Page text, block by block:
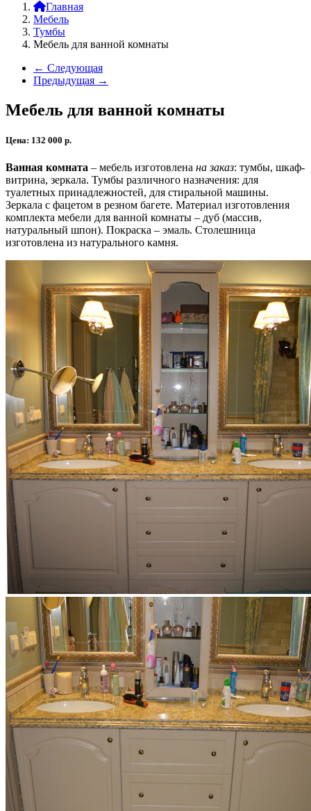
Главная
Мебель
Тумбы
Мебель для ванной комнаты
← Следующая
Предыдущая →
Мебель для ванной комнаты
Цена: 132 000 р.
Ванная комната – мебель изготовлена на заказ: тумбы, шкаф-
витрина, зеркала. Тумбы различного назначения: для
туалетных принадлежностей, для стиральной машины.
Зеркала с фацетом в резном багете. Материал изготовления
комплекта мебели для ванной комнаты – дуб (массив,
натуральный шпон). Покраска – эмаль. Столешница
изготовлена из натурального камня.